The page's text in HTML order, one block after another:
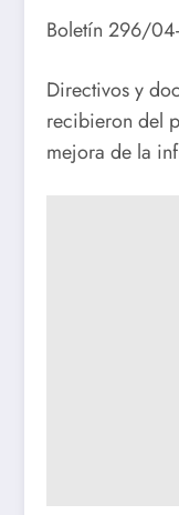
Boletín 296/
Directivos y
recibieron del
mejora de la